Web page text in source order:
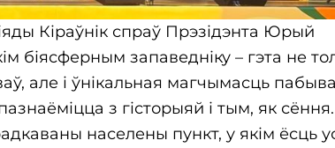
Кіраўнік спраў Прэзідэнта Юрый
біясферным запаведніку – гэта не
але і ўнікальная магчымасць
​​з гісторыяй і тым, як сёння.
населены пункт, у якім ёсць